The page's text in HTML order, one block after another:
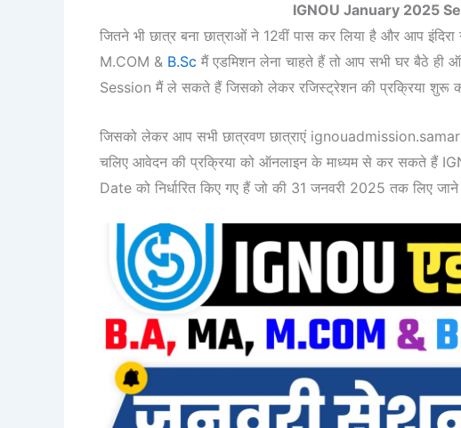
IGNOU January 2025
जितने भी छात्र बना छात्राओं ने 12वीं पास कर लिया है और आप
M.COM & B.Sc मैं एडमिशन लेना चाहते हैं तो आप सभी घर बैठे
Session मैं ले सकते हैं जिसको लेकर रजिस्ट्रेशन की प्रक्रिया शुरू
जिसको लेकर आप सभी छात्रवण छात्राएं
चलिए आवेदन की प्रक्रिया को ऑनलाइन के माध्यम से कर सकते हैं
Date को निर्धारित किए गए हैं जो की 31 जनवरी 2025 तक लिए